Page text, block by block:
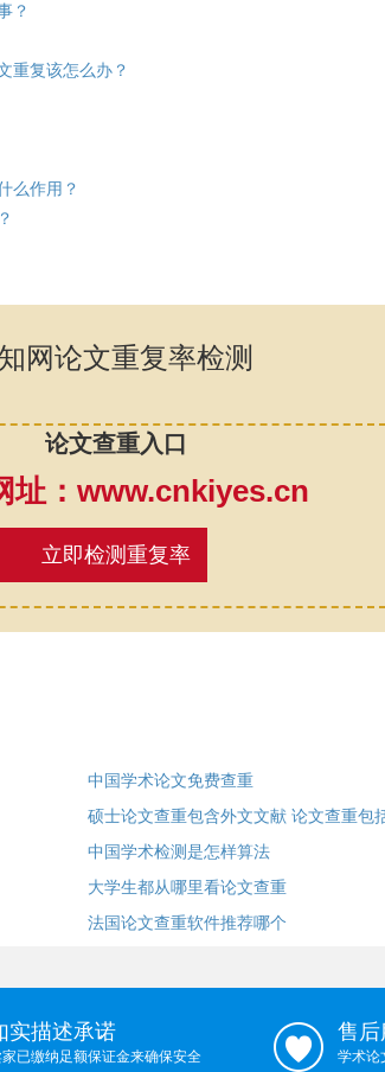
？
重复该怎么办？
么作用？
知网论文重复率检测
论文查重入口
址：www.cnkiyes.cn
立即检测重复率
中国学术论文免费查重
硕士论文查重包含外文文献 论文查重包
中国学术检测是怎样算法
大学生都从哪里看论文查重
法国论文查重软件推荐哪个
实描述承诺
已缴纳足额保证金来确保安全
售后
学术论